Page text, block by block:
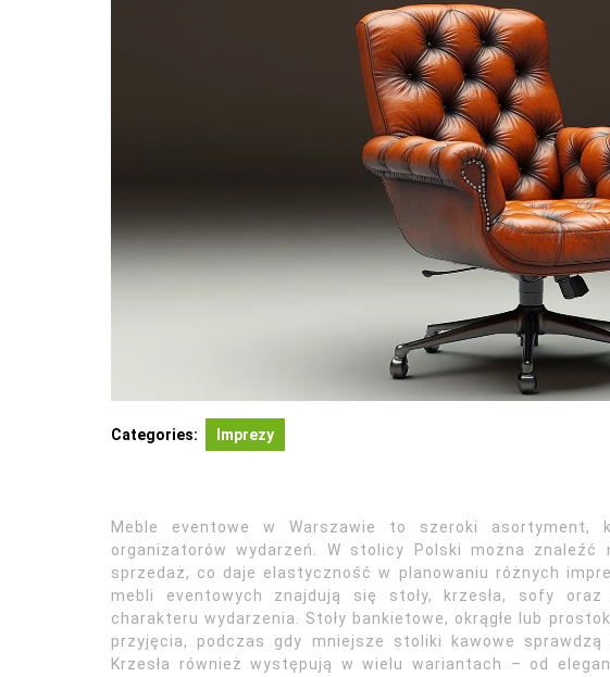
Categories: Imprezy
Meble eventowe w Warszawie to szeroki asortyment,
organizatorów wydarzeń. W stolicy Polski można
sprzedaż, co daje elastyczność w planowaniu różnych
mebli eventowych znajdują się stoły, krzesła, sofy
charakteru wydarzenia. Stoły bankietowe, okrągłe lub
przyjęcia, podczas gdy mniejsze stoliki kawowe
Krzesła również występują w wielu wariantach – od